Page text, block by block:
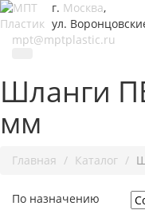
г. Москва,
ул.
mpt@mptplastic.ru
Шланги
мм
Главная Каталог
По назначению